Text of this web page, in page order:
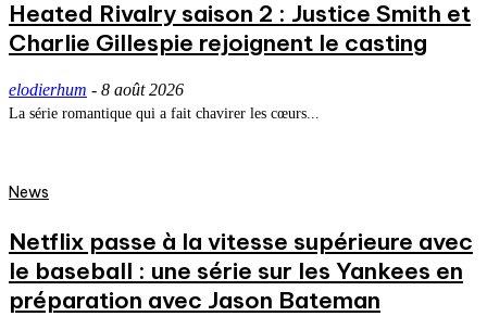
Heated Rivalry saison 2 : Justice Smith et
Charlie Gillespie rejoignent le casting
elodierhum - 8 août 2026
La série romantique qui a fait chavirer les cœurs...
News
Netflix passe à la vitesse supérieure avec
le baseball : une série sur les Yankees en
préparation avec Jason Bateman